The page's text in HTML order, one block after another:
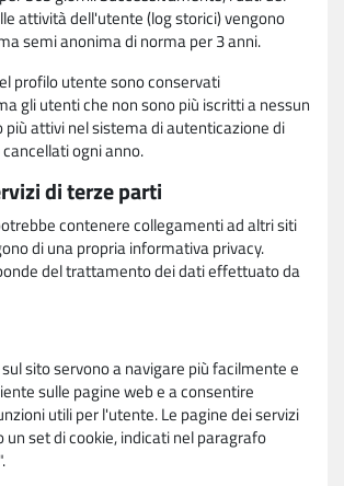
attività dell'utente (log storici) vengono
semi anonima di norma per 3 anni.
profilo utente sono conservati
gli utenti che non sono più iscritti a nessun
più attivi nel sistema di autenticazione di
ogni anno.
di terze parti
contenere collegamenti ad altri siti
di una propria informativa privacy.
del trattamento dei dati effettuato da
sito servono a navigare più facilmente e
sulle pagine web e a consentire
utili per l'utente. Le pagine dei servizi
set di cookie, indicati nel paragrafo